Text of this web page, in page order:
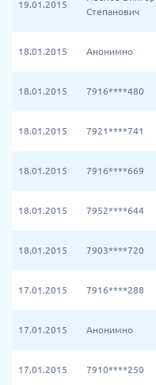
19.01.2015
Степанович
18.01.2015 Анонимно
18.01.2015 7916****480
18.01.2015 7921****741
18.01.2015 7916****669
18.01.2015 7952****644
18.01.2015 7903****720
17.01.2015 7916****288
17.01.2015 Анонимно
17.01.2015 7910****250